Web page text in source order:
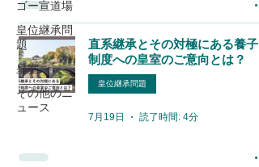
ゴー宣道場
皇位継承問
題
皇室
その他のニ
ュース
直系継承とその対極にある養子
制度への皇室のご意向とは？
皇位継承問題
7月19日 読了時間: 4分